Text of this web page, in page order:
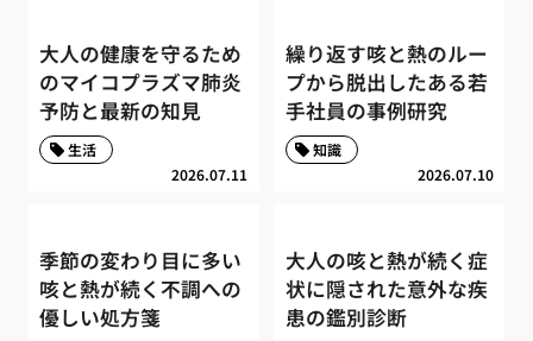
大人の健康を守るため
のマイコプラズマ肺炎
予防と最新の知見
2026.07.11
生活
繰り返す咳と熱のルー
プから脱出したある若
手社員の事例研究
2026.07.10
知識
季節の変わり目に多い
咳と熱が続く不調への
優しい処方箋
大人の咳と熱が続く症
状に隠された意外な疾
患の鑑別診断